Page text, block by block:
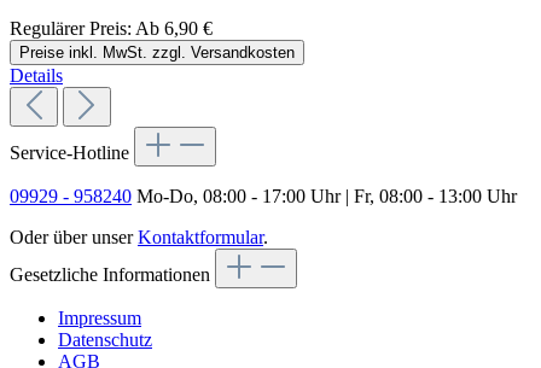
Regulärer Preis: Ab 6,90 €
Preise inkl. MwSt. zzgl. Versandkosten
Details
Service-Hotline
09929 - 958240 Mo-Do, 08:00 - 17:00 Uhr | Fr, 08:00 - 13:00 Uhr
Oder über unserKontaktformular.
Gesetzliche Informationen
Impressum
Datenschutz
AGB